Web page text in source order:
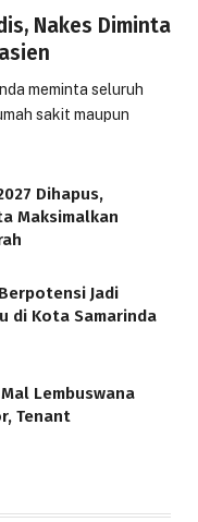
Nakes Diminta
meminta seluruh
sakit maupun
Dihapus,
Maksimalkan
Jadi
di Kota Samarinda
Lembuswana
Tenant